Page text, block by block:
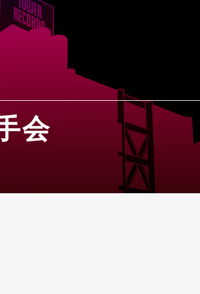
会